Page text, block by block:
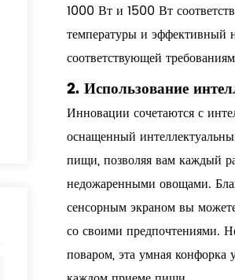
1000 Вт и 1500 Вт
температуры и эффективный
соответствующей
2. Использование
Инновации сочетаются с
оснащенный
пищи, позволяя вам каждый
недожаренными овощами.
сенсорным экраном вы
со своими предпочтениями.
поваром, эта умная конфорка